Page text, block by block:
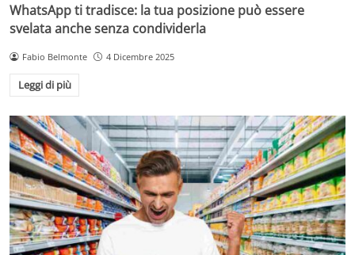
WhatsApp ti tradisce: la tua posizione può essere
svelata anche senza condividerla
Fabio Belmonte 4 Dicembre 2025
Leggi di più